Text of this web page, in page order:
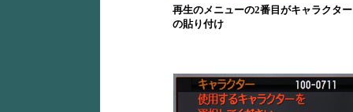
再生のメニューの2番目がキャラクター
の貼り付け